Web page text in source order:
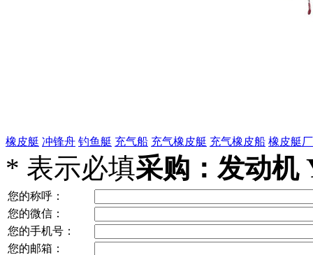
橡皮艇 冲锋舟 钓鱼艇 充气船 充气橡皮艇 充气橡皮船 橡皮艇
* 表示必填采购：发动机
您的称呼：
您的微信：
您的手机号：
您的邮箱：